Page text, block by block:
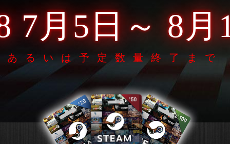
7月5日～ 8月
あるいは予定数量終了まで